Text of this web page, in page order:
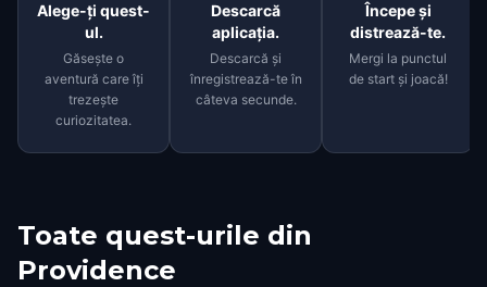
Alege-ți quest-
ul.
Găsește o
aventură care îți
trezește
curiozitatea.
Descarcă
aplicația.
Descarcă și
înregistrează-te în
câteva secunde.
Începe și
distrează-te.
Mergi la punctul
de start și joacă!
Toate quest-urile din
Providence